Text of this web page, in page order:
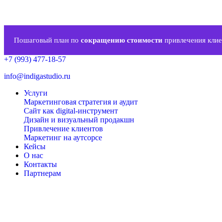
Пошаговый план по сокращению стоимости привлечения
+7 (993) 477-18-57
info@indigastudio.ru
Услуги
Маркетинговая стратегия и аудит
Сайт как digital-инструмент
Дизайн и визуальный продакшн
Привлечение клиентов
Маркетинг на аутсорсе
Кейсы
О нас
Контакты
Партнерам